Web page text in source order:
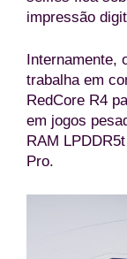
impressão
Internamente,
trabalha em
RedCore R4
em jogos
RAM
Pro.